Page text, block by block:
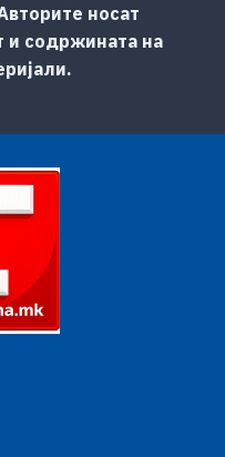
носат
и содржината на